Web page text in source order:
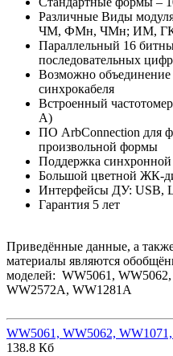
Различные Виды
ЧМ, ФМн, ЧМн; ИМ,
Параллельный 16
последовательных
Возможно
синхрокабеля
Встроенный
А)
ПО ArbConnection для
произвольной формы
Поддержка синхронной
Большой цветной ЖК-
Интерфейсы ДУ: USB,
Гарантия 5 лет
Приведённые данные, а
материалы являются
моделей: WW5061,
WW2572A, WW1281A
WW5061, WW5062,
138.8 Кб